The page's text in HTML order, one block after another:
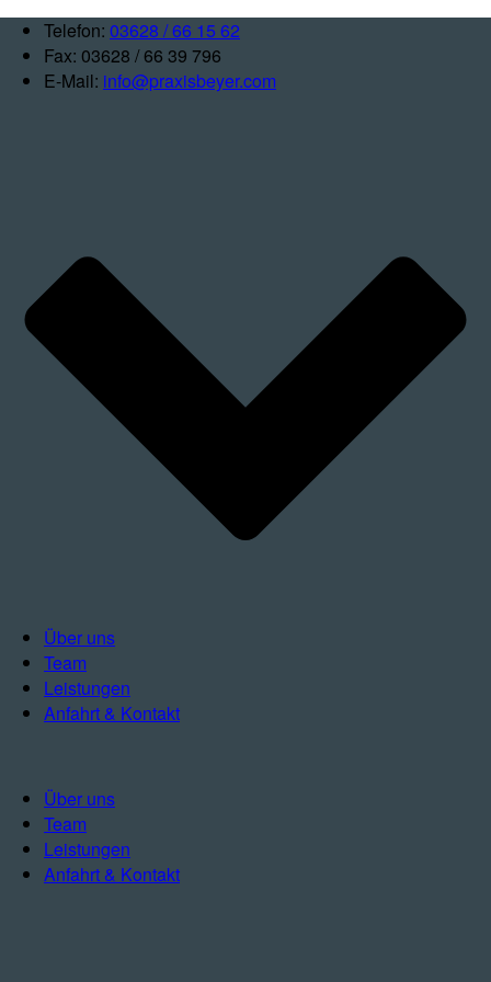
Telefon: 03628 / 66 15 62
Fax: 03628 / 66 39 796
E-Mail: info@praxisbeyer.com
Über uns
Team
Leistungen
Anfahrt & Kontakt
Über uns
Team
Leistungen
Anfahrt & Kontakt